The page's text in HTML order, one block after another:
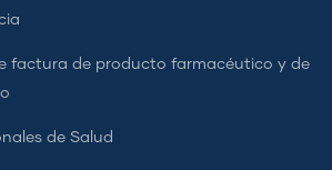
factura de producto farmacéutico y de
de Salud